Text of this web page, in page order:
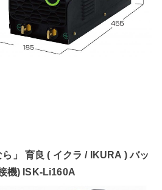
ら」 育良 ( イクラ / IKURA ) バッ
機) ISK-Li160A